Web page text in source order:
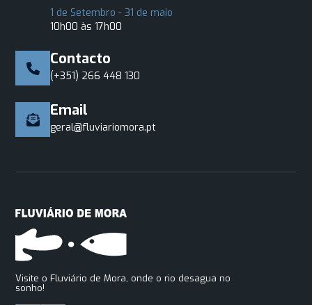
1 de Setembro - 31 de maio
10h00 às 17h00
Contacto
(+351) 266 448 130
Email
geral@fluviariomora.pt
Visite o Fluviário de Mora, onde o rio desagua no
sonho!